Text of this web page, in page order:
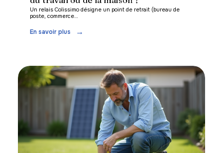
Un relais Colissimo désigne un point de retrait (bureau de
poste, commerce…
En savoir plus